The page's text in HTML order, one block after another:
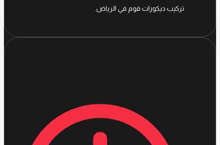
تركيب ديكورات فوم في الرياض.